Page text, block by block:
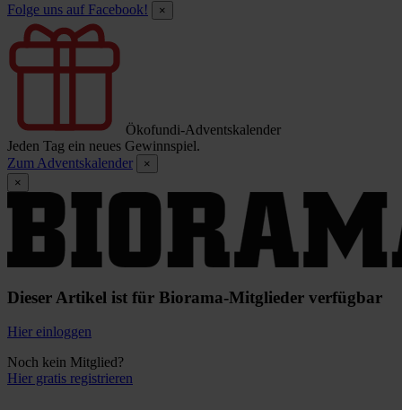
Folge uns auf Facebook!
×
Ökofundi-Adventskalender
Jeden Tag ein neues Gewinnspiel.
Zum Adventskalender
×
×
Dieser Artikel ist für Biorama-Mitglieder verfügbar
Hier einloggen
Noch kein Mitglied?
Hier gratis registrieren